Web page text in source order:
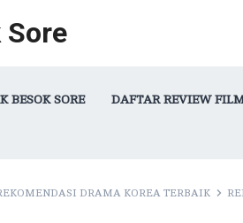
Sore
BESOK SORE DAFTAR REVIEW
DRAMA KOREA TERBAIK